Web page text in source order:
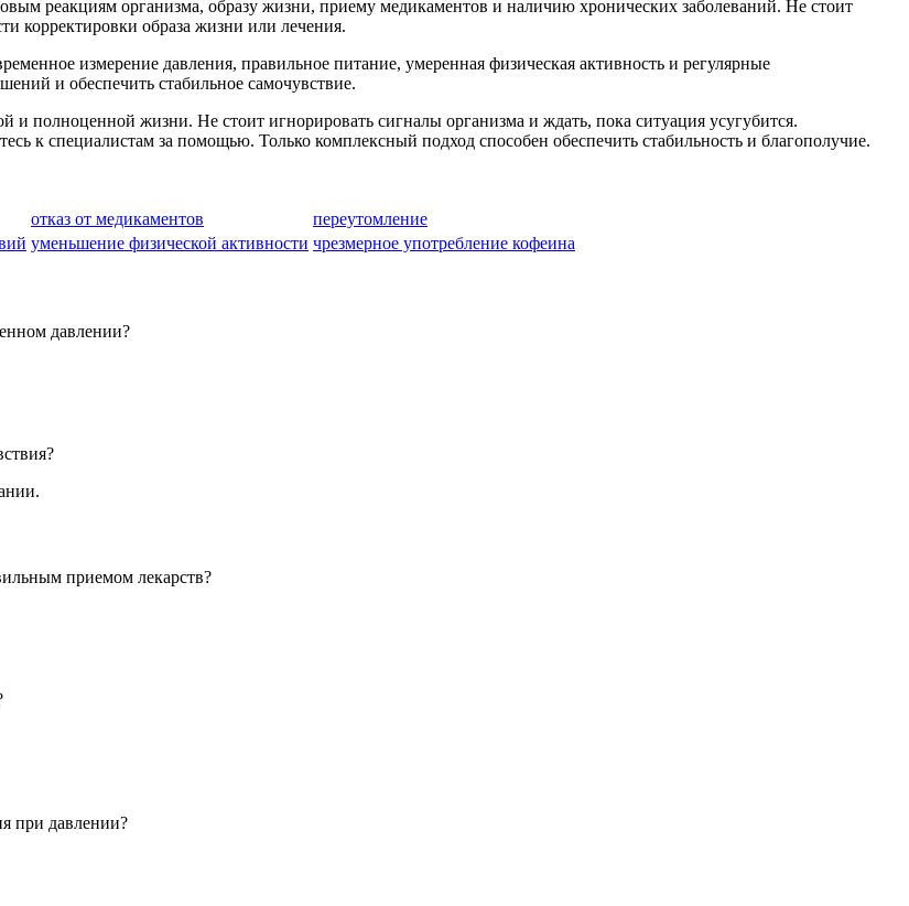
реакциям организма, образу жизни, приему медикаментов и наличию хронических заболеваний. Не стоит
корректировки образа жизни или лечения.
измерение давления, правильное питание, умеренная физическая активность и регулярные
и обеспечить стабильное самочувствие.
и полноценной жизни. Не стоит игнорировать сигналы организма и ждать, пока ситуация усугубится.
к специалистам за помощью. Только комплексный подход способен обеспечить стабильность и благополучие.
отказ от медикаментов
переутомление
уменьшение физической активности чрезмерное употребление кофеина
давлении?
приемом лекарств?
при давлении?